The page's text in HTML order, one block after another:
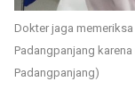
Dokter jaga
Padangpanjang
Padangpanjang)